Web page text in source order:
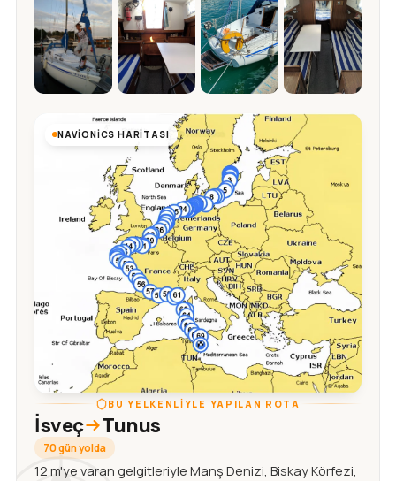
NAVIONICS HARITASI
BU YELKENLIYLE YAPILAN ROTA
İsveç Tunus
70 gün yolda
12 m'ye varan gelgitleriyle Manş Denizi, Biskay Körfezi,